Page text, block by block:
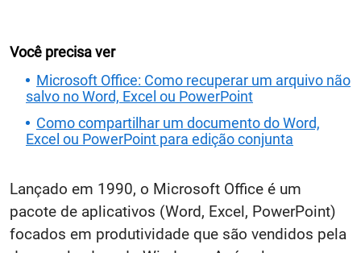
Você precisa ver
Microsoft Office: Como recuperar um arquivo não
salvo no Word, Excel ou PowerPoint
Como compartilhar um documento do Word,
Excel ou PowerPoint para edição conjunta
Lançado em 1990, o Microsoft Office é um
pacote de aplicativos (Word, Excel, PowerPoint)
focados em produtividade que são vendidos pela